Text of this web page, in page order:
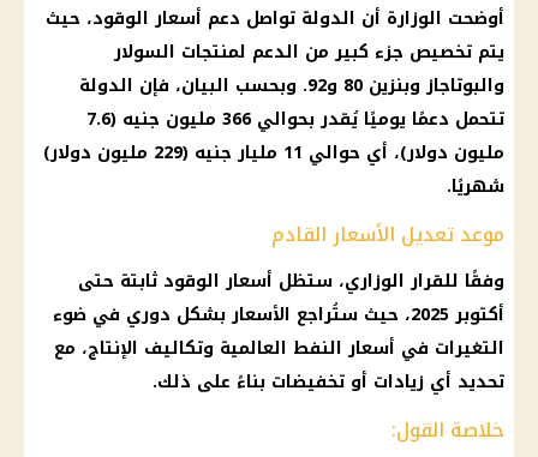
أوضحت الوزارة أن الدولة تواصل دعم أسعار الوقود، حيث
يتم تخصيص جزء كبير من الدعم لمنتجات السولار
والبوتاجاز وبنزين 80 و92. وبحسب البيان، فإن الدولة
تتحمل دعمًا يوميًا يُقدر بحوالي 366 مليون جنيه (7.6
مليون دولار)، أي حوالي 11 مليار جنيه (229 مليون دولار)
شهريًا.
موعد تعديل الأسعار القادم
وفقًا للقرار الوزاري، ستظل أسعار الوقود ثابتة حتى
أكتوبر 2025، حيث ستُراجع الأسعار بشكل دوري في ضوء
التغيرات في أسعار النفط العالمية وتكاليف الإنتاج، مع
تحديد أي زيادات أو تخفيضات بناءً على ذلك.
خلاصة القول: